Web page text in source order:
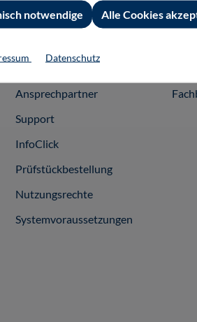
Shop-Service
Ansprechpartner
Support
InfoClick
Prüfstückbestellung
Nutzungsrechte
Systemvoraussetzungen
notwendige Alle Cookies
Datenschutz